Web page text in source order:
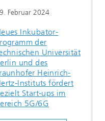
Februar 2024
Inkubator-
der
Universität
und des
Heinrich-
Instituts fördert
Start-ups im
5G/6G